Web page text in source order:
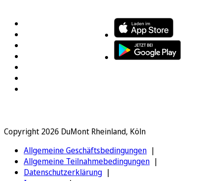
Copyright 2026 DuMont Rheinland, Köln
Allgemeine Geschäftsbedingungen
Allgemeine Teilnahmebedingungen
Datenschutzerklärung